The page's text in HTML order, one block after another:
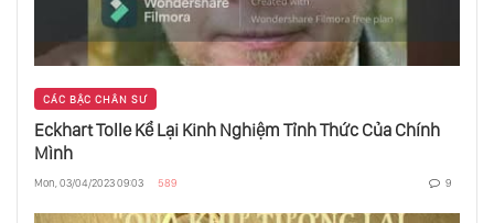
CÁC BẬC CHÂN SƯ
Eckhart Tolle Kể Lại Kinh Nghiệm Tỉnh Thức Của Chính
Mình
Mon, 03/04/2023 09:03 589 9